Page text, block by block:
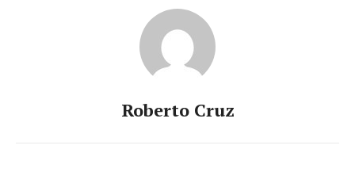
Roberto Cruz